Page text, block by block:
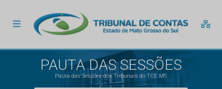
PAUTA DAS SESSÕES
Pauta das Sessões dos Tribunais do TCE MS